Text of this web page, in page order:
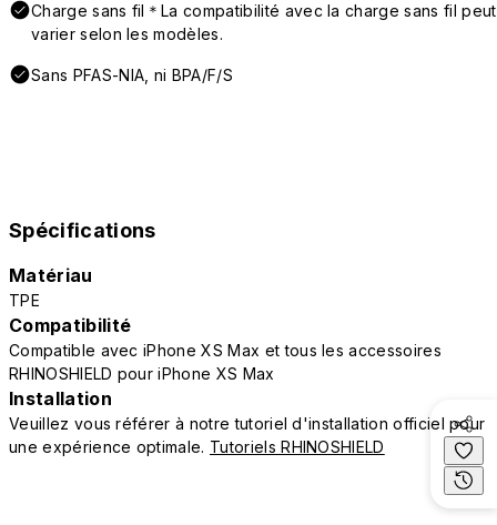
Charge sans fil＊La compatibilité avec la charge sans fil peut
varier selon les modèles.
Sans PFAS-NIA, ni BPA/F/S
Spécifications
Matériau
TPE
Compatibilité
Compatible avec iPhone XS Max et tous les accessoires
RHINOSHIELD pour iPhone XS Max
Installation
Veuillez vous référer à notre tutoriel d'installation officiel pour
une expérience optimale. Tutoriels RHINOSHIELD